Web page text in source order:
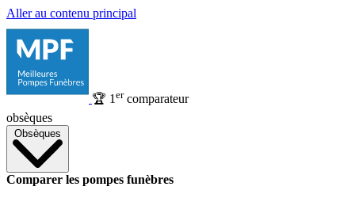
Aller au contenu principal
🏆 1 ercomparateur
obsèques
Obsèques
Comparer les pompes funèbres